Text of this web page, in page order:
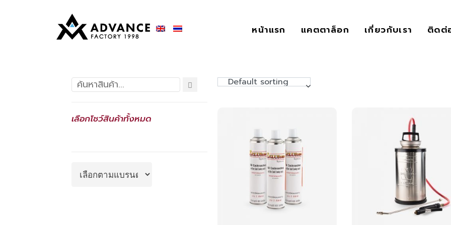
หน้าแรก แคตตาล็อก เกี่ยวกับเรา ติดต่
เลือกโชว์สินค้าทั้งหมด